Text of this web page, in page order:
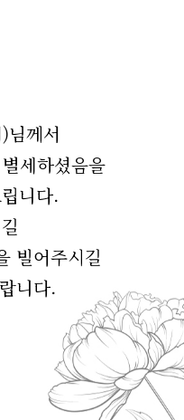
님께서
세하셨음을
니다.
빌어주시길
니다.